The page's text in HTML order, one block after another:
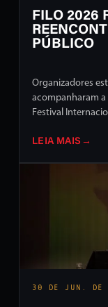
FILO 2026
PÚBLICO
Organizadores
acompanharam a
Festival
LEIA MAIS →
30 DE JUN. DE